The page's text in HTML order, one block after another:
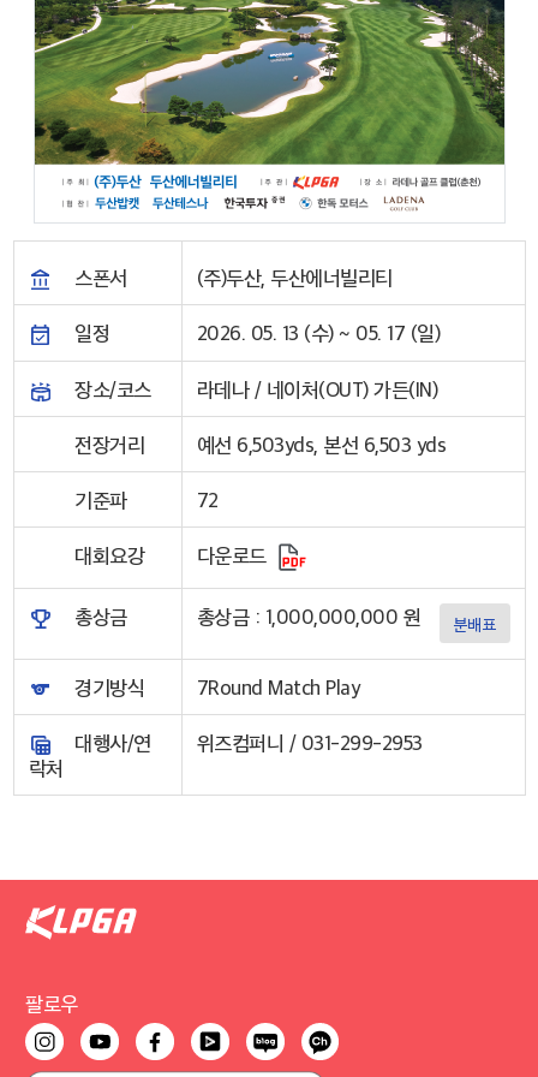
스폰서 (주)두산, 두산에너빌리티
일정 2026. 05. 13 (수) ~ 05. 17 (일)
장소/코스 라데나 / 네이처(OUT) 가든(IN)
전장거리 예선 6,503yds, 본선 6,503 yds
기준파 72
대회요강 다운로드
총상금 총상금 : 1,000,000,000 원 분배표
경기방식 7Round Match Play
대행사/연
락처
위즈컴퍼니 / 031-299-2953
팔로우